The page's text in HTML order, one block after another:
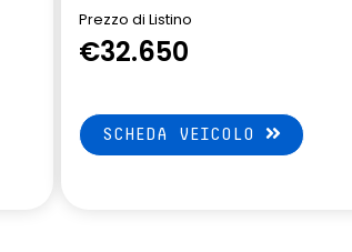
Prezzo di Listino
€32.650
SCHEDA VEICOLO